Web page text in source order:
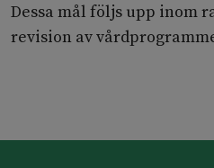
Dessa mål följs upp inom
revision av